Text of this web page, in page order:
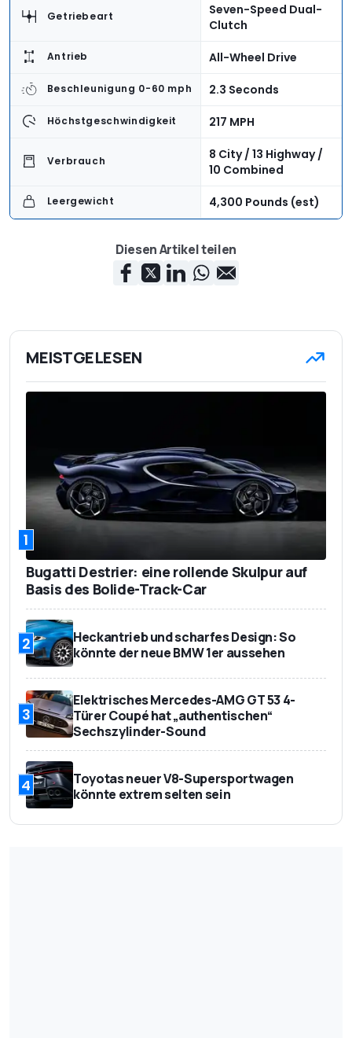
Getriebeart
Seven-Speed Dual-
Clutch
Antrieb All-Wheel Drive
Beschleunigung 0-60 mph 2.3 Seconds
Höchstgeschwindigkeit 217 MPH
Verbrauch
8 City / 13 Highway /
10 Combined
Leergewicht 4,300 Pounds (est)
$3.7 Million
Diesen Artikel teilen
MEISTGELESEN
1
Bugatti Destrier: eine rollende Skulpur auf
Basis des Bolide-Track-Car
2
Heckantrieb und scharfes Design: So
könnte der neue BMW 1er aussehen
3
Elektrisches Mercedes-AMG GT 53 4-
Türer Coupé hat „authentischen“
Sechszylinder-Sound
4
Toyotas neuer V8-Supersportwagen
könnte extrem selten sein